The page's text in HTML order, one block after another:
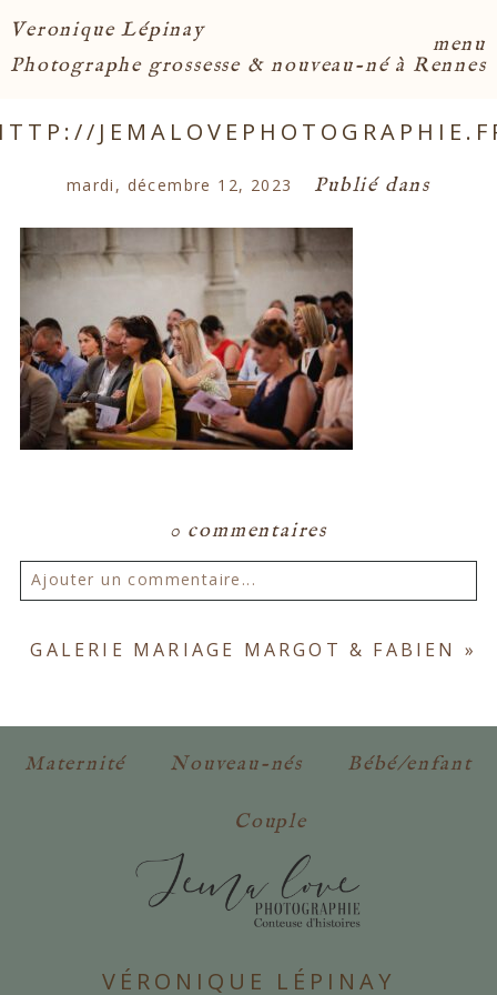
menu
Veronique Lépinay
Photographe grossesse & nouveau-né à Rennes
mardi, décembre 12, 2023 Publié dans
0 commentaires
Ajouter un commentaire...
Votre email ne sera jamais publié ou partagé.
GALERIE MARIAGE MARGOT & FABIEN »
Maternité Nouveau-nés Bébé/enfant
Couple
VÉRONIQUE LÉPINAY